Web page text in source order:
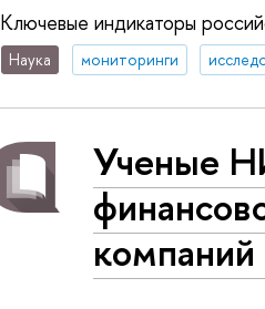
Ключевые индикаторы
Наука мониторинги
Ученые